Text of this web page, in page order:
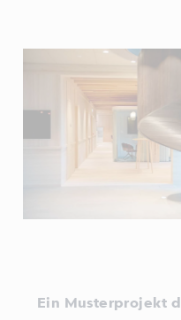
Ein Musterprojekt